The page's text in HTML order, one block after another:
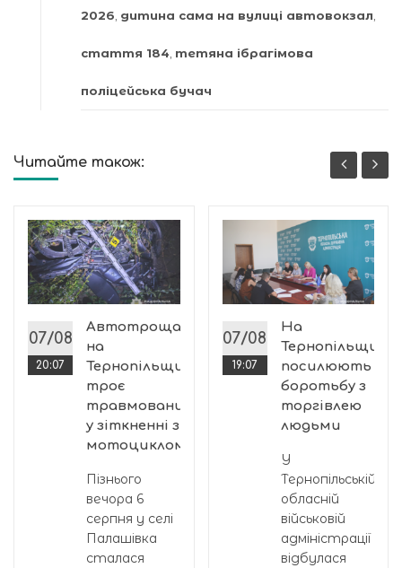
2026 дитина сама на вулиці автовокзал
стаття 184 тетяна ібрагімова
поліцейська бучач
Читайте також:
07/08
20:07
Автотроща
на
Тернопільщині:
троє
травмованих
у зіткненні з
мотоциклом
Пізнього
вечора 6
серпня у селі
Палашівка
сталася
07/08
19:07
На
Тернопільщині
посилюють
боротьбу з
торгівлею
людьми
У
Тернопільській
обласній
військовій
адміністрації
відбулася